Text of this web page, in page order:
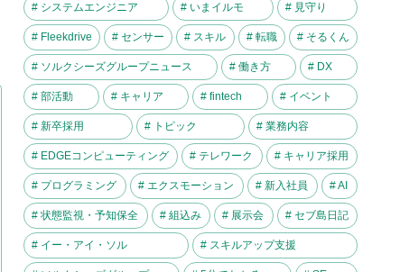
# システムエンジニア # いまイルモ # 見守り
# Fleekdrive # センサー # スキル # 転職 # そるくん
# ソルクシーズグループニュース # 働き方 # DX
# 部活動 # キャリア # fintech # イベント
# 新卒採用 # トピック # 業務内容
# EDGEコンピューティング # テレワーク # キャリア採用
# プログラミング # エクスモーション # 新入社員 # AI
# 状態監視・予知保全 # 組込み # 展示会 # セブ島日記
# イー・アイ・ソル # スキルアップ支援